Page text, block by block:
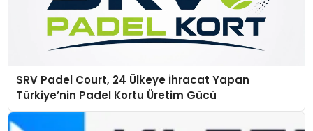
SRV Padel Court, 24 Ülkeye İhracat Yapan
Türkiye’nin Padel Kortu Üretim Gücü